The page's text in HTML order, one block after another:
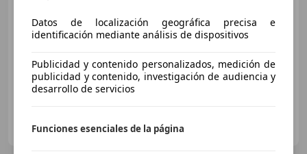
Preciojusto
ES-15707 Santiago de Compostela
Datos de localización geográfica precisa e
identificación mediante análisis de dispositivos
Publicidad y contenido personalizados, medición de
publicidad y contenido, investigación de audiencia y
desarrollo de servicios
Funciones esenciales de la página